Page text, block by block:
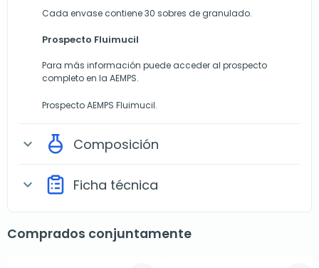
Cada envase contiene 30 sobres de granulado.
Prospecto Fluimucil
Para más información puede acceder al prospecto
completo en la AEMPS.
Prospecto AEMPS Fluimucil.
expand_more Composición
expand_more Ficha técnica
Comprados conjuntamente